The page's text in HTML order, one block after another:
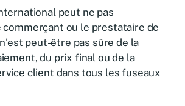
peut ne pas
ou le prestataire de
peut-être pas sûre de la
du prix final ou de la
client dans tous les fuseaux